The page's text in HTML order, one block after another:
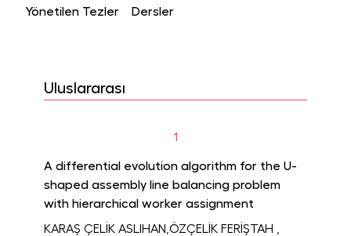
Yönetilen Tezler
Dersler
Uluslararası
1
A differential evolution algorithm for the U-
shaped assembly line balancing problem
with hierarchical worker assignment
KARAŞ ÇELİK ASLIHAN,ÖZÇELİK FERİŞTAH